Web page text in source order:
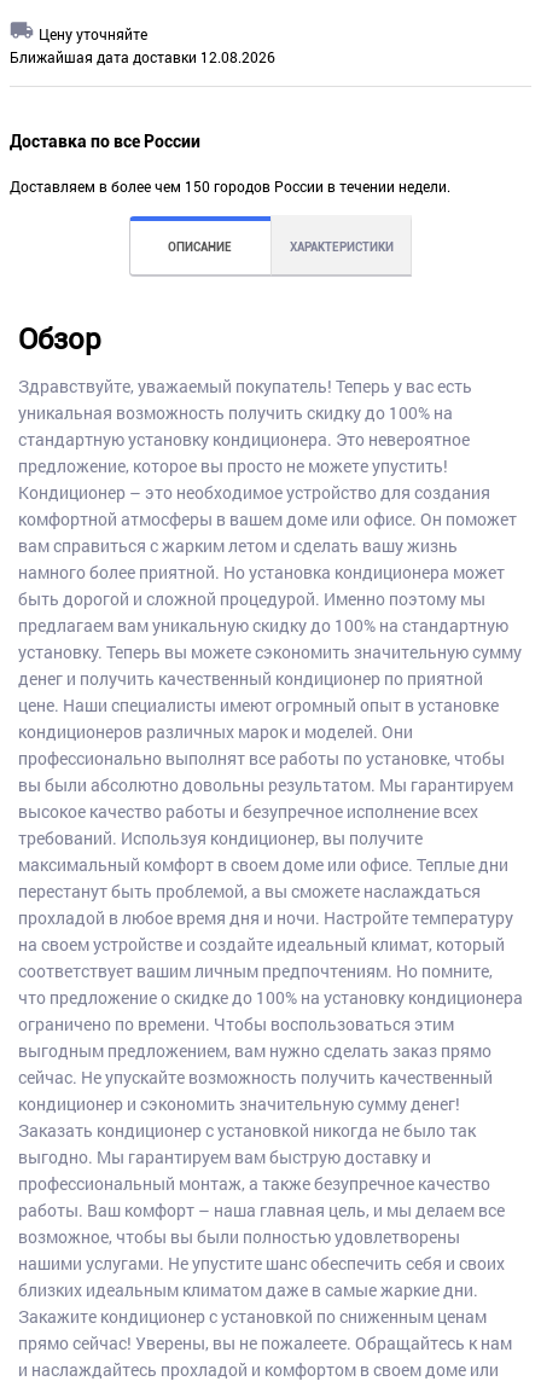
Цену уточняйте
Ближайшая дата доставки 12.08.2026
Доставка по все России
Доставляем в более чем 150 городов России в течении недели.
ОПИСАНИЕ ХАРАКТЕРИСТИКИ
Обзор
Здравствуйте, уважаемый покупатель! Теперь у вас есть
уникальная возможность получить скидку до 100% на
стандартную установку кондиционера. Это невероятное
предложение, которое вы просто не можете упустить!
Кондиционер – это необходимое устройство для создания
комфортной атмосферы в вашем доме или офисе. Он поможет
вам справиться с жарким летом и сделать вашу жизнь
намного более приятной. Но установка кондиционера может
быть дорогой и сложной процедурой. Именно поэтому мы
предлагаем вам уникальную скидку до 100% на стандартную
установку. Теперь вы можете сэкономить значительную сумму
денег и получить качественный кондиционер по приятной
цене. Наши специалисты имеют огромный опыт в установке
кондиционеров различных марок и моделей. Они
профессионально выполнят все работы по установке, чтобы
вы были абсолютно довольны результатом. Мы гарантируем
высокое качество работы и безупречное исполнение всех
требований. Используя кондиционер, вы получите
максимальный комфорт в своем доме или офисе. Теплые дни
перестанут быть проблемой, а вы сможете наслаждаться
прохладой в любое время дня и ночи. Настройте температуру
на своем устройстве и создайте идеальный климат, который
соответствует вашим личным предпочтениям. Но помните,
что предложение о скидке до 100% на установку кондиционера
ограничено по времени. Чтобы воспользоваться этим
выгодным предложением, вам нужно сделать заказ прямо
сейчас. Не упускайте возможность получить качественный
кондиционер и сэкономить значительную сумму денег!
Заказать кондиционер с установкой никогда не было так
выгодно. Мы гарантируем вам быструю доставку и
профессиональный монтаж, а также безупречное качество
работы. Ваш комфорт – наша главная цель, и мы делаем все
возможное, чтобы вы были полностью удовлетворены
нашими услугами. Не упустите шанс обеспечить себя и своих
близких идеальным климатом даже в самые жаркие дни.
Закажите кондиционер с установкой по сниженным ценам
прямо сейчас! Уверены, вы не пожалеете. Обращайтесь к нам
и наслаждайтесь прохладой и комфортом в своем доме или